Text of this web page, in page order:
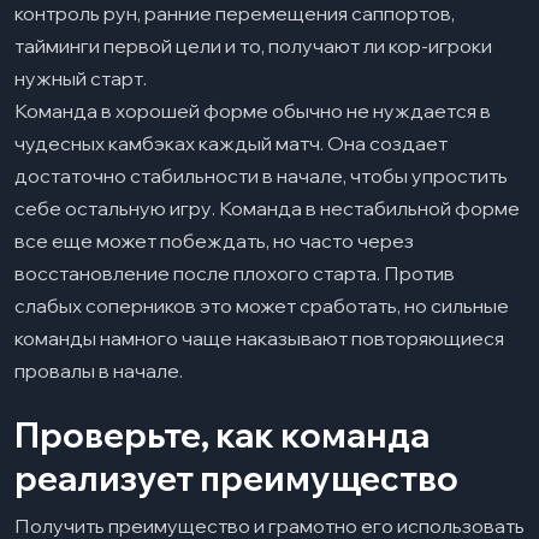
контроль рун, ранние перемещения саппортов,
тайминги первой цели и то, получают ли кор-игроки
нужный старт.
Команда в хорошей форме обычно не нуждается в
чудесных камбэках каждый матч. Она создает
достаточно стабильности в начале, чтобы упростить
себе остальную игру. Команда в нестабильной форме
все еще может побеждать, но часто через
восстановление после плохого старта. Против
слабых соперников это может сработать, но сильные
команды намного чаще наказывают повторяющиеся
провалы в начале.
Проверьте, как команда
реализует преимущество
Получить преимущество и грамотно его использовать